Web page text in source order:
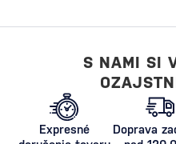
S NAMI SI
Expresné
Doprava